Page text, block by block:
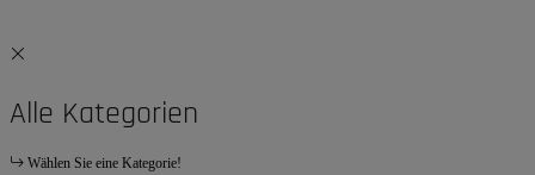
Alle Kategorien
Wählen Sie eine Kategorie!